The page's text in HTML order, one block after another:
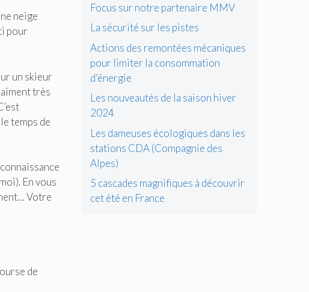
neige
pour
un skieur
très
temps de
En vous
Votre
de
Focus sur notre partenaire MMV
La sécurité sur les pistes
Actions des remontées mécaniques
pour limiter la consommation
d’énergie
Les nouveautés de la saison hiver
2024
Les dameuses écologiques dans les
stations CDA (Compagnie des
Alpes)
5 cascades magnifiques à découvrir
cet été en France